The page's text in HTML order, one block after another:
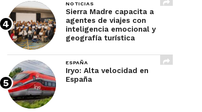
NOTICIAS
Sierra Madre capacita a
agentes de viajes con
inteligencia emocional y
geografía turística
ESPAÑA
Iryo: Alta velocidad en
España